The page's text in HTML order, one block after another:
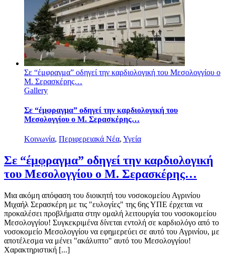
Σε “έμφραγμα” οδηγεί την καρδιολογική του Μεσολογγίου ο
Μ. Σερασκέρης…
Gallery
Σε “έμφραγμα” οδηγεί την καρδιολογική του
Μεσολογγίου ο Μ. Σερασκέρης…
Κοινωνία, Περιφερειακά Νέα, Υγεία
Σε “έμφραγμα” οδηγεί την καρδιολογική
του Μεσολογγίου ο Μ. Σερασκέρης…
Μια ακόμη απόφαση του διοικητή του νοσοκομείου Αγρινίου
Μιχαήλ Σερασκέρη με τις "ευλογίες" της 6ης ΥΠΕ έρχεται να
προκαλέσει προβλήματα στην ομαλή λειτουργία του νοσοκομείου
Μεσολογγίου! Συγκεκριμένα δίνεται εντολή σε καρδιολόγο από το
νοσοκομείο Μεσολογγίου να εφημερεύει σε αυτό του Αγρινίου, με
αποτέλεσμα να μένει "ακάλυπτο" αυτό του Μεσολογγίου!
Χαρακτηριστική [...]